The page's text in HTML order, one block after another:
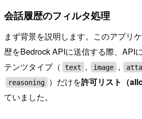
会話履歴のフィルタ処理
まず背景を説明します。このアプリ
歴をBedrock APIに送信する際、API
テンツタイプ（
text , image ,
reasoning ）だけを許可リスト（
ていました。